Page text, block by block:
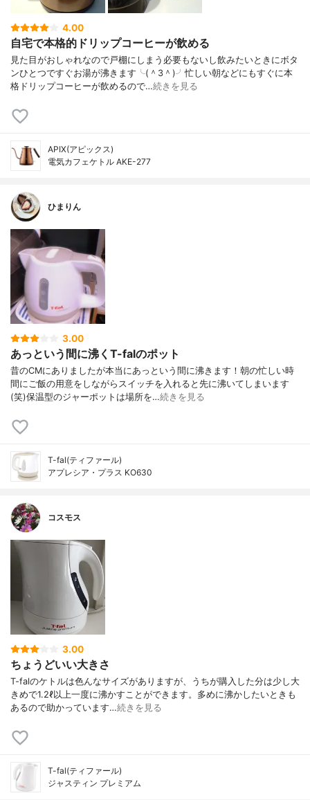
4.00
自宅で本格的ドリップコーヒーが飲める
見た目がおしゃれなので戸棚にしまう必要もないし飲みたいときにボタ
ンひとつですぐお湯が沸きます╰(＾3＾)╯忙しい朝などにもすぐに本
格ドリップコーヒーが飲めるので…続きを見る
APIX(アピックス)
電気カフェケトル AKE-277
ひまりん
3.00
あっという間に沸くT-falのポット
昔のCMにありましたが本当にあっという間に沸きます！朝の忙しい時
間にご飯の用意をしながらスイッチを入れると先に沸いてしまいます
(笑)保温型のジャーポットは場所を…続きを見る
T-fal(ティファール)
アプレシア・プラス KO630
コスモス
3.00
ちょうどいい大きさ
T-falのケトルは色んなサイズがありますが、うちが購入した分は少し大
きめで1.2ℓ以上一度に沸かすことができます。多めに沸かしたいときも
あるので助かっています…続きを見る
T-fal(ティファール)
ジャスティン プレミアム